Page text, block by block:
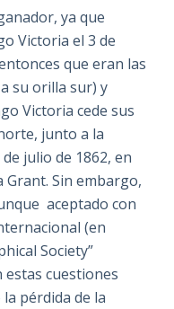
ya que
Victoria el 3 de
que eran las
su orilla sur) y
Victoria cede sus
junto a la
julio de 1862, en
Sin embargo,
aceptado con
(en
Society”
cuestiones
la pérdida de la